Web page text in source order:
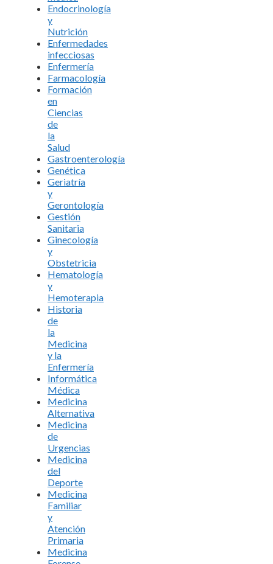
Endocrinología
y
Nutrición
Enfermedades
infecciosas
Enfermería
Farmacología
Formación
en
Ciencias
de
la
Salud
Gastroenterología
Genética
Geriatría
y
Gerontología
Gestión
Sanitaria
Ginecología
y
Obstetricia
Hematología
y
Hemoterapia
Historia
de
la
Medicina
y la
Enfermería
Informática
Médica
Medicina
Alternativa
Medicina
de
Urgencias
Medicina
del
Deporte
Medicina
Familiar
y
Atención
Primaria
Medicina